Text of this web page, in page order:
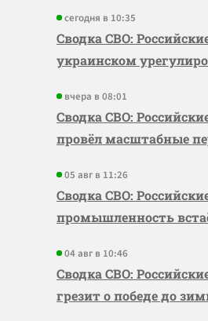
сегодня в 10:35
Сводка СВО:
украинском
вчера в 08:01
Сводка СВО:
провёл масштабные
05 авг в 11:26
Сводка СВО:
промышленность
04 авг в 10:46
Сводка СВО:
грезит о победе до